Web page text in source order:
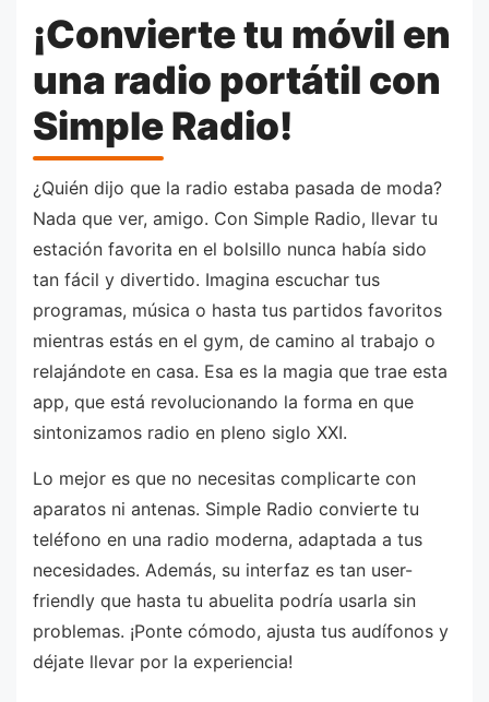
¡Convierte tu móvil en
una radio portátil con
Simple Radio!
¿Quién dijo que la radio estaba pasada de moda?
Nada que ver, amigo. Con Simple Radio, llevar tu
estación favorita en el bolsillo nunca había sido
tan fácil y divertido. Imagina escuchar tus
programas, música o hasta tus partidos favoritos
mientras estás en el gym, de camino al trabajo o
relajándote en casa. Esa es la magia que trae esta
app, que está revolucionando la forma en que
sintonizamos radio en pleno siglo XXI.
Lo mejor es que no necesitas complicarte con
aparatos ni antenas. Simple Radio convierte tu
teléfono en una radio moderna, adaptada a tus
necesidades. Además, su interfaz es tan user-
friendly que hasta tu abuelita podría usarla sin
problemas. ¡Ponte cómodo, ajusta tus audífonos y
déjate llevar por la experiencia!